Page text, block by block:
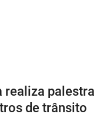
realiza palestra
de trânsito